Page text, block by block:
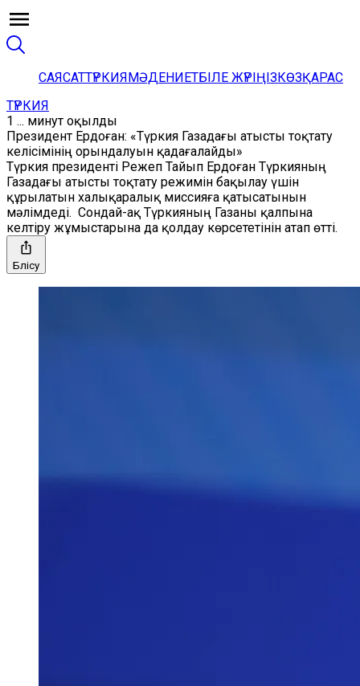
САЯСАТТҮРКИЯМӘДЕНИЕТБІЛЕ ЖҮРІҢІЗКӨЗҚАРАС
ТҮРКИЯ
1 ... минут оқылды
Президент Ердоған: «Түркия Газадағы атысты тоқтату
келісімінің орындалуын қадағалайды»
Түркия президенті Режеп Тайып Ердоған Түркияның
Газадағы атысты тоқтату режимін бақылау үшін
құрылатын халықаралық миссияға қатысатынын
мәлімдеді. Сондай-ақ Түркияның Газаны қалпына
келтіру жұмыстарына да қолдау көрсететінін атап өтті.
Бөлісу